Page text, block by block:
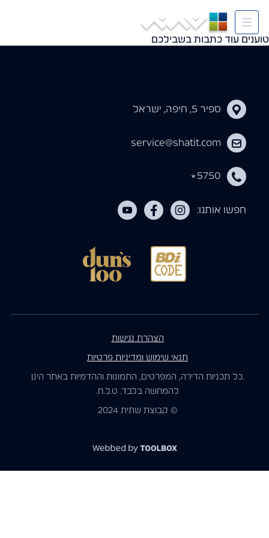
Tag: בשכונת נאות פרס בחיפה
טוענים עוד כתבות בשבילכם
ספיר 5, חיפה, ישראל
5750
*
service@shatit.com
חפשו אותנו:
© קבוצת שתית 2024
.כל תכניות הדירה, המפרטים, התמונות וההדמיות באתר הינן
להמחשה בלבד. ט.ל.ח.
תנאי שימוש ומדיניות פרטיות
הצהרת נגישות